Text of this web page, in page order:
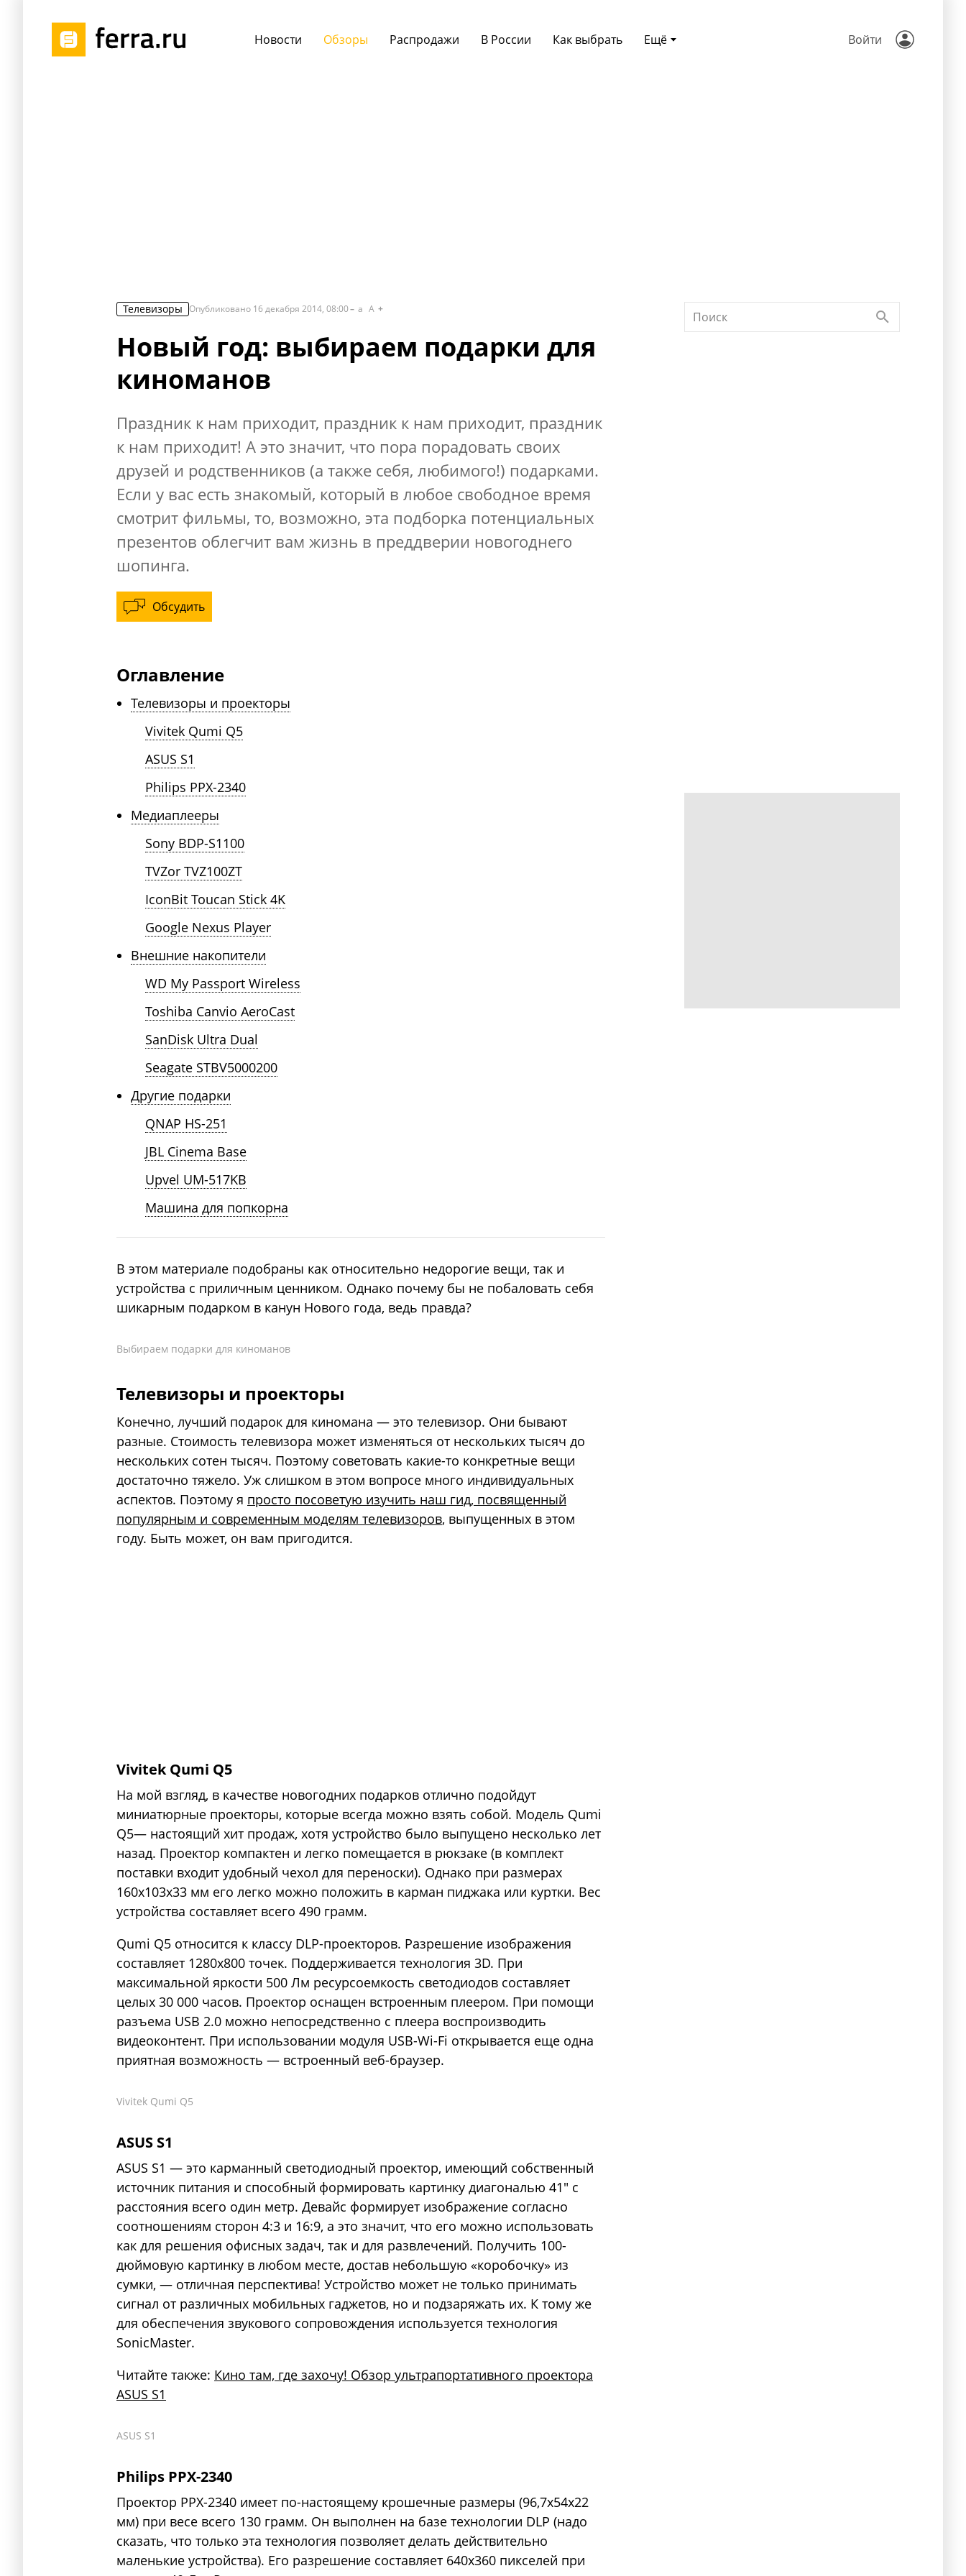
Ещё
Новости Обзоры Распродажи В России Как выбрать Войти
Телевизоры Опубликовано 16 декабря 2014, 08:00 a A
Новый год: выбираем подарки для
киноманов
Праздник к нам приходит, праздник к нам приходит, праздник
к нам приходит! А это значит, что пора порадовать своих
друзей и родственников (а также себя, любимого!) подарками.
Если у вас есть знакомый, который в любое свободное время
смотрит фильмы, то, возможно, эта подборка потенциальных
презентов облегчит вам жизнь в преддверии новогоднего
шопинга.
Обсудить
Оглавление
Телевизоры и проекторы
Vivitek Qumi Q5
ASUS S1
Philips PPX-2340
Медиаплееры
Sony BDP-S1100
TVZor TVZ100ZT
IconBit Toucan Stick 4K
Google Nexus Player
Внешние накопители
WD My Passport Wireless
Toshiba Canvio AeroCast
SanDisk Ultra Dual
Seagate STBV5000200
Другие подарки
QNAP HS-251
JBL Cinema Base
Upvel UM-517KB
Машина для попкорна
В этом материале подобраны как относительно недорогие вещи, так и
устройства с приличным ценником. Однако почему бы не побаловать себя
шикарным подарком в канун Нового года, ведь правда?
Выбираем подарки для киноманов
Телевизоры и проекторы
Конечно, лучший подарок для киномана — это телевизор. Они бывают
разные. Стоимость телевизора может изменяться от нескольких тысяч до
нескольких сотен тысяч. Поэтому советовать какие-то конкретные вещи
достаточно тяжело. Уж слишком в этом вопросе много индивидуальных
аспектов. Поэтому я просто посоветую изучить наш гид, посвященный
популярным и современным моделям телевизоров, выпущенных в этом
году. Быть может, он вам пригодится.
Vivitek Qumi Q5
На мой взгляд, в качестве новогодних подарков отлично подойдут
миниатюрные проекторы, которые всегда можно взять собой. Модель Qumi
Q5— настоящий хит продаж, хотя устройство было выпущено несколько лет
назад. Проектор компактен и легко помещается в рюкзаке (в комплект
поставки входит удобный чехол для переноски). Однако при размерах
160x103x33 мм его легко можно положить в карман пиджака или куртки. Вес
устройства составляет всего 490 грамм.
Qumi Q5 относится к классу DLP-проекторов. Разрешение изображения
составляет 1280х800 точек. Поддерживается технология 3D. При
максимальной яркости 500 Лм ресурсоемкость светодиодов составляет
целых 30 000 часов. Проектор оснащен встроенным плеером. При помощи
разъема USB 2.0 можно непосредственно с плеера воспроизводить
видеоконтент. При использовании модуля USB-Wi-Fi открывается еще одна
приятная возможность — встроенный веб-браузер.
Vivitek Qumi Q5
ASUS S1
ASUS S1 — это карманный светодиодный проектор, имеющий собственный
источник питания и способный формировать картинку диагональю 41" с
расстояния всего один метр. Девайс формирует изображение согласно
соотношениям сторон 4:3 и 16:9, а это значит, что его можно использовать
как для решения офисных задач, так и для развлечений. Получить 100-
дюймовую картинку в любом месте, достав небольшую «коробочку» из
сумки, — отличная перспектива! Устройство может не только принимать
сигнал от различных мобильных гаджетов, но и подзаряжать их. К тому же
для обеспечения звукового сопровождения используется технология
SonicMaster.
Читайте также: Кино там, где захочу! Обзор ультрапортативного проектора
ASUS S1
ASUS S1
Philips PPX-2340
Проектор PPX-2340 имеет по-настоящему крошечные размеры (96,7x54x22
мм) при весе всего 130 грамм. Он выполнен на базе технологии DLP (надо
сказать, что только эта технология позволяет делать действительно
маленькие устройства). Его разрешение составляет 640x360 пикселей при